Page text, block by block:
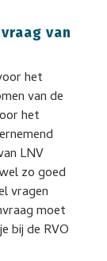
van
het
van de
het
LNV
zo goed
vragen
moet
bij de RVO